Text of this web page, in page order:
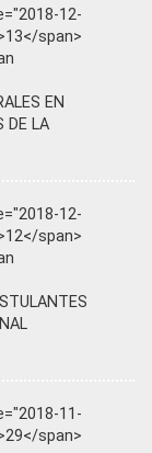
12-
span>
EN
DE LA
12-
span>
11-
span>